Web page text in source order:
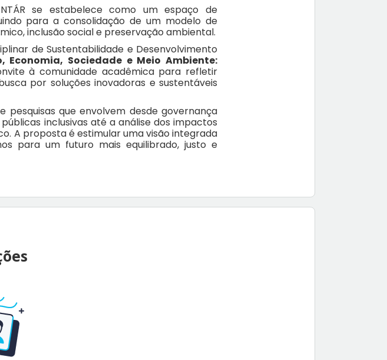
se estabelece como um espaço de
para a consolidação de um modelo de
inclusão social e preservação ambiental.
de Sustentabilidade e Desenvolvimento
Economia, Sociedade e Meio Ambiente:
à comunidade acadêmica para refletir
por soluções inovadoras e sustentáveis
que envolvem desde governança
inclusivas até a análise dos impactos
A proposta é estimular uma visão integrada
para um futuro mais equilibrado, justo e